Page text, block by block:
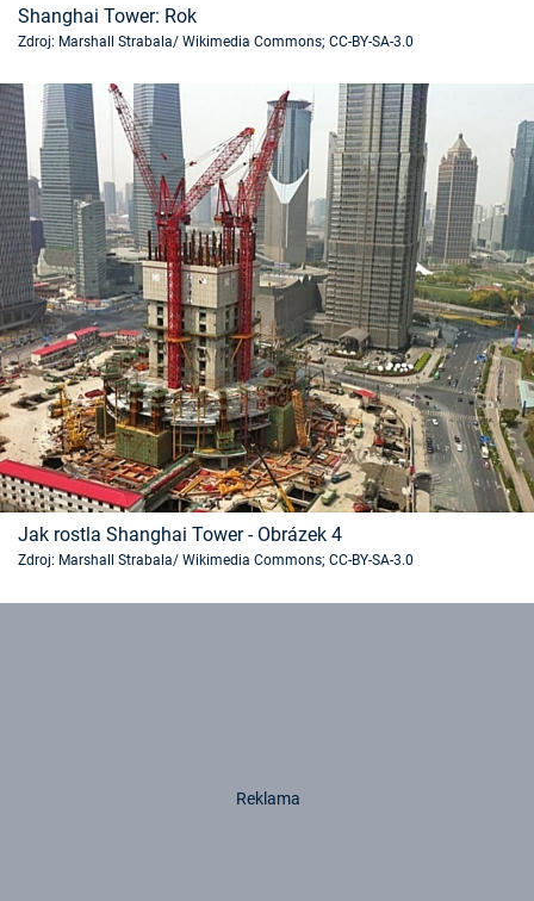
Shanghai Tower: Rok
Zdroj: Marshall Strabala/ Wikimedia Commons; CC-BY-SA-3.0
Jak rostla Shanghai Tower - Obrázek 4
Zdroj: Marshall Strabala/ Wikimedia Commons; CC-BY-SA-3.0